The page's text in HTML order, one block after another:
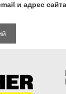
и адрес